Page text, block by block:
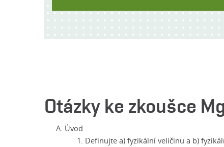
Otázky ke zkoušce
Úvod
Definujte a) fyzikální veličinu a b)